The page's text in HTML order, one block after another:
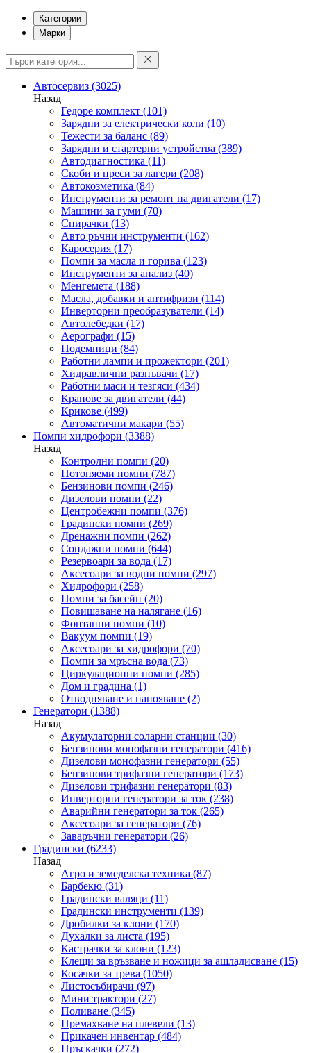
Категории
Марки
Автосервиз (3025)
Назад
Гедоре комплект (101)
Зарядни за електрически коли (10)
Тежести за баланс (89)
Зарядни и стартерни устройства (389)
Автодиагностика (11)
Скоби и преси за лагери (208)
Автокозметика (84)
Инструменти за ремонт на двигатели (17)
Машини за гуми (70)
Спирачки (13)
Авто ръчни инструменти (162)
Каросерия (17)
Помпи за масла и горива (123)
Инструменти за анализ (40)
Менгемета (188)
Масла, добавки и антифризи (114)
Инверторни преобразуватели (14)
Автолебедки (17)
Аерографи (15)
Подемници (84)
Работни лампи и прожектори (201)
Хидравлични разпъвачи (17)
Работни маси и тезгяси (434)
Кранове за двигатели (44)
Крикове (499)
Автоматични макари (55)
Помпи хидрофори (3388)
Назад
Контролни помпи (20)
Потопяеми помпи (787)
Бензинови помпи (246)
Дизелови помпи (22)
Центробежни помпи (376)
Градински помпи (269)
Дренажни помпи (262)
Сондажни помпи (644)
Резервоари за вода (17)
Аксесоари за водни помпи (297)
Хидрофори (258)
Помпи за басейн (20)
Повишаване на налягане (16)
Фонтанни помпи (10)
Вакуум помпи (19)
Аксесоари за хидрофори (70)
Помпи за мръсна вода (73)
Циркулационни помпи (285)
Дом и градина (1)
Отводняване и напояване (2)
Генератори (1388)
Назад
Акумулаторни соларни станции (30)
Бензинови монофазни генератори (416)
Дизелови монофазни генератори (55)
Бензинови трифазни генератори (173)
Дизелови трифазни генератори (83)
Инверторни генератори за ток (238)
Аварийни генератори за ток (265)
Аксесоари за генератори (76)
Заваръчни генератори (26)
Градински (6233)
Назад
Агро и земеделска техника (87)
Барбекю (31)
Градински валяци (11)
Градински инструменти (139)
Дробилки за клони (170)
Духалки за листа (195)
Кастрачки за клони (123)
Клещи за връзване и ножици за ашладисване (15)
Косачки за трева (1050)
Листосъбирачи (97)
Мини трактори (27)
Поливане (345)
Премахване на плевели (13)
Прикачен инвентар (484)
Пръскачки (272)